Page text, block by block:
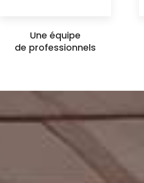
Une équipe
de professionnels